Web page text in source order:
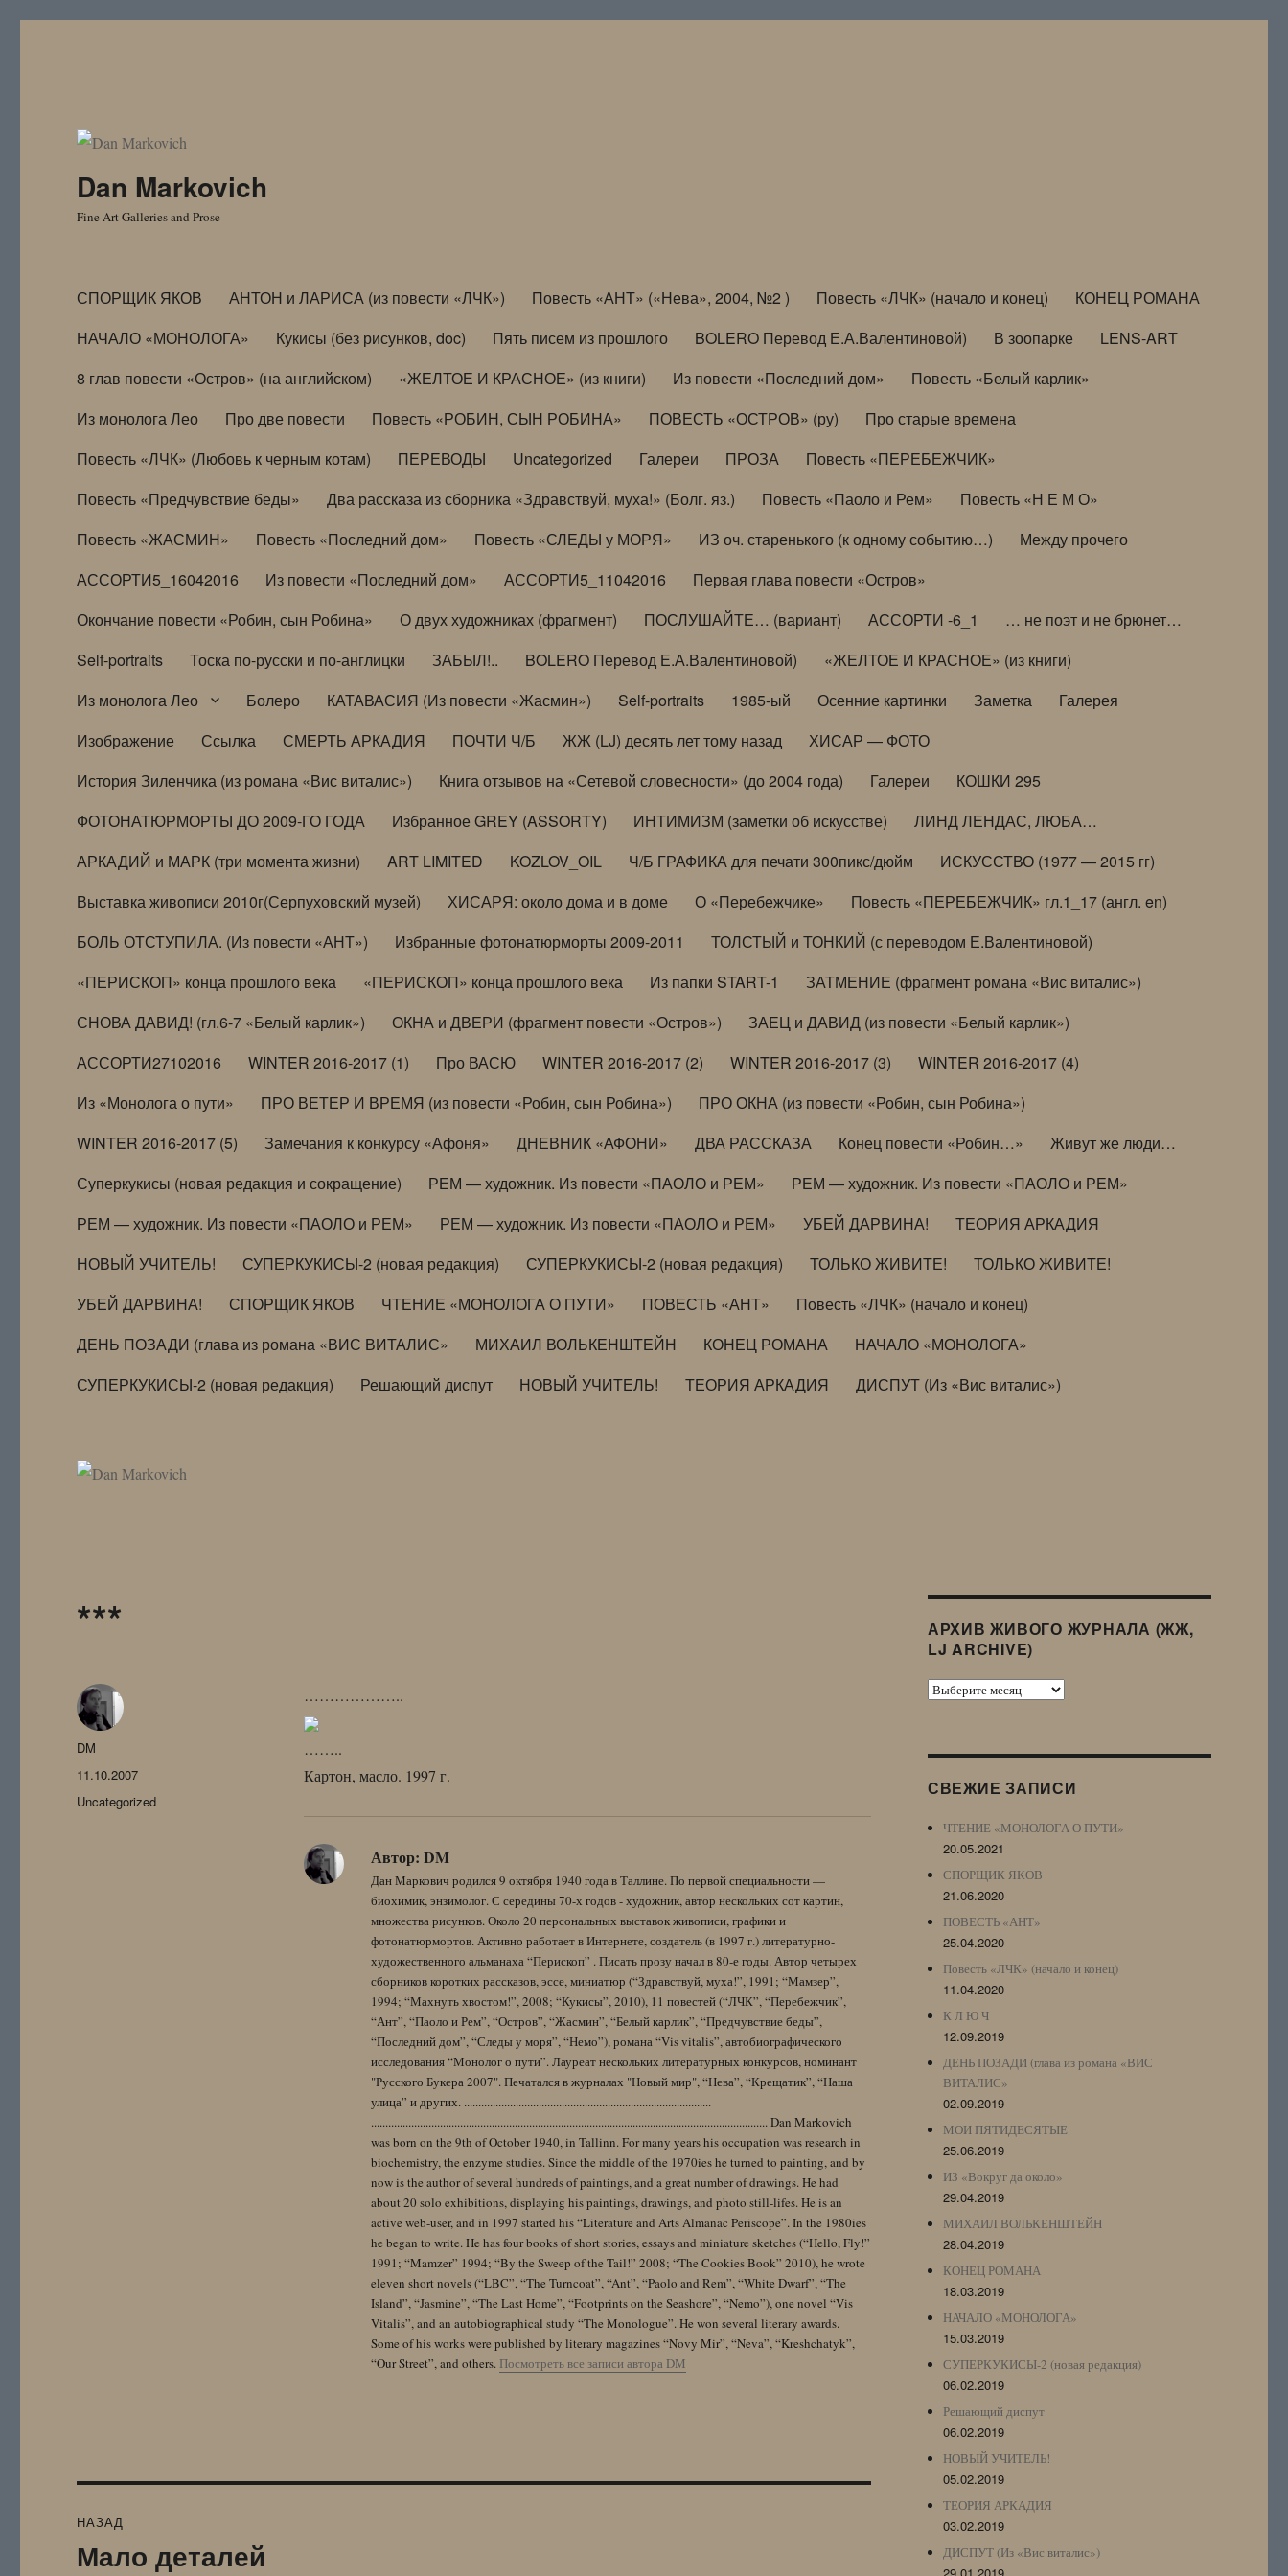
Dan Markovich
Fine Art Galleries and Prose
СПОРЩИК ЯКОВ АНТОН и ЛАРИСА (из повести «ЛЧК») Повесть «АНТ» («Нева», 2004, №2 ) Повесть «ЛЧК» (начало и конец)
КОНЕЦ РОМАНА
НАЧАЛО «МОНОЛОГА»
Кукисы (без рисунков, doc) Пять писем из прошлого BOLERO Перевод Е.А.Валентиновой) В зоопарке
LENS-ART
8 глав повести «Остров» (на английском)
«ЖЕЛТОЕ И КРАСНОЕ» (из книги) Из повести «Последний дом»
Повесть «Белый карлик»
Из монолога Лео
Про две повести Повесть «РОБИН, СЫН РОБИНА» ПОВЕСТЬ «ОСТРОВ» (ру)
Про старые времена
Повесть «ЛЧК» (Любовь к черным котам)
ПЕРЕВОДЫ Uncategorized Галереи ПРОЗА
Повесть «ПЕРЕБЕЖЧИК»
Повесть «Предчувствие беды»
Два рассказа из сборника «Здравствуй, муха!» (Болг. яз.) Повесть «Паоло и Рем»
Повесть «Н Е М О»
Повесть «ЖАСМИН»
Повесть «Последний дом» Повесть «СЛЕДЫ у МОРЯ» ИЗ оч. старенького (к одному событию…)
Между прочего
АССОРТИ5_16042016
Из повести «Последний дом» АССОРТИ5_11042016
Первая глава повести «Остров»
Окончание повести «Робин, сын Робина»
О двух художниках (фрагмент) ПОСЛУШАЙТЕ… (вариант) АССОРТИ -6_1
… не поэт и не брюнет…
Self-portraits
Тоска по-русски и по-англицки ЗАБЫЛ!.. BOLERO Перевод Е.А.Валентиновой)
«ЖЕЛТОЕ И КРАСНОЕ» (из книги)
Из монолога Лео
Болеро КАТАВАСИЯ (Из повести «Жасмин») Self-portraits 1985-ый Осенние картинки Заметка
Галерея
Изображение
Ссылка СМЕРТЬ АРКАДИЯ ПОЧТИ Ч/Б ЖЖ (LJ) десять лет тому назад
ХИСАР — ФОТО
История Зиленчика (из романа «Вис виталис»)
Книга отзывов на «Сетевой словесности» (до 2004 года) Галереи
КОШКИ 295
ФОТОНАТЮРМОРТЫ ДО 2009-ГО ГОДА
Избранное GREY (ASSORTY) ИНТИМИЗМ (заметки об искусстве)
ЛИНД ЛЕНДАС, ЛЮБА…
АРКАДИЙ и МАРК (три момента жизни)
ART LIMITED KOZLOV_OIL Ч/Б ГРАФИКА для печати 300пикс/дюйм
ИСКУССТВО (1977 — 2015 гг)
Выставка живописи 2010г(Серпуховский музей)
ХИСАРЯ: около дома и в доме О «Перебежчике»
Повесть «ПЕРЕБЕЖЧИК» гл.1_17 (англ. en)
БОЛЬ ОТСТУПИЛА. (Из повести «АНТ»)
Избранные фотонатюрморты 2009-2011
ТОЛСТЫЙ и ТОНКИЙ (с переводом Е.Валентиновой)
«ПЕРИСКОП» конца прошлого века
«ПЕРИСКОП» конца прошлого века Из папки START-1
ЗАТМЕНИЕ (фрагмент романа «Вис виталис»)
СНОВА ДАВИД! (гл.6-7 «Белый карлик»)
ОКНА и ДВЕРИ (фрагмент повести «Остров»)
ЗАЕЦ и ДАВИД (из повести «Белый карлик»)
АССОРТИ27102016
WINTER 2016-2017 (1) Про ВАСЮ WINTER 2016-2017 (2) WINTER 2016-2017 (3)
WINTER 2016-2017 (4)
Из «Монолога о пути»
ПРО ВЕТЕР И ВРЕМЯ (из повести «Робин, сын Робина»)
ПРО ОКНА (из повести «Робин, сын Робина»)
WINTER 2016-2017 (5)
Замечания к конкурсу «Афоня» ДНЕВНИК «АФОНИ» ДВА РАССКАЗА Конец повести «Робин…»
Живут же люди…
Суперкукисы (новая редакция и сокращение)
РЕМ — художник. Из повести «ПАОЛО и РЕМ»
РЕМ — художник. Из повести «ПАОЛО и РЕМ»
РЕМ — художник. Из повести «ПАОЛО и РЕМ»
РЕМ — художник. Из повести «ПАОЛО и РЕМ» УБЕЙ ДАРВИНА!
ТЕОРИЯ АРКАДИЯ
НОВЫЙ УЧИТЕЛЬ!
СУПЕРКУКИСЫ-2 (новая редакция) СУПЕРКУКИСЫ-2 (новая редакция) ТОЛЬКО ЖИВИТЕ!
ТОЛЬКО ЖИВИТЕ!
УБЕЙ ДАРВИНА!
СПОРЩИК ЯКОВ ЧТЕНИЕ «МОНОЛОГА О ПУТИ» ПОВЕСТЬ «АНТ»
Повесть «ЛЧК» (начало и конец)
ДЕНЬ ПОЗАДИ (глава из романа «ВИС ВИТАЛИС»
МИХАИЛ ВОЛЬКЕНШТЕЙН КОНЕЦ РОМАНА
НАЧАЛО «МОНОЛОГА»
СУПЕРКУКИСЫ-2 (новая редакция)
Решающий диспут НОВЫЙ УЧИТЕЛЬ! ТЕОРИЯ АРКАДИЯ ДИСПУТ (Из «Вис виталис»)
***
………………..
……..
Картон, масло. 1997 г.
Автор: DM
Дан Маркович родился 9 октября 1940 года в Таллине. По первой специальности —
биохимик, энзимолог. С середины 70-х годов - художник, автор нескольких сот картин,
множества рисунков. Около 20 персональных выставок живописи, графики и
фотонатюрмортов. Активно работает в Интернете, создатель (в 1997 г.) литературно-
художественного альманаха “Перископ” . Писать прозу начал в 80-е годы. Автор четырех
сборников коротких рассказов, эссе, миниатюр (“Здравствуй, муха!”, 1991; “Мамзер”,
1994; “Махнуть хвостом!”, 2008; “Кукисы”, 2010), 11 повестей (“ЛЧК”, “Перебежчик”,
“Ант”, “Паоло и Рем”, “Остров”, “Жасмин”, “Белый карлик”, “Предчувствие беды”,
“Последний дом”, “Следы у моря”, “Немо”), романа “Vis vitalis”, автобиографического
исследования “Монолог о пути”. Лауреат нескольких литературных конкурсов, номинант
"Русского Букера 2007". Печатался в журналах "Новый мир", “Нева”, “Крещатик”, “Наша
улица” и других. ......................................................................................
.......................................................................................................................................... Dan Markovich
was born on the 9th of October 1940, in Tallinn. For many years his occupation was research in
biochemistry, the enzyme studies. Since the middle of the 1970ies he turned to painting, and by
now is the author of several hundreds of paintings, and a great number of drawings. He had
about 20 solo exhibitions, displaying his paintings, drawings, and photo still-lifes. He is an
active web-user, and in 1997 started his “Literature and Arts Almanac Periscope”. In the 1980ies
he began to write. He has four books of short stories, essays and miniature sketches (“Hello, Fly!”
1991; “Mamzer” 1994; “By the Sweep of the Tail!” 2008; “The Cookies Book” 2010), he wrote
eleven short novels (“LBC”, “The Turncoat”, “Ant”, “Paolo and Rem”, “White Dwarf”, “The
Island”, “Jasmine”, “The Last Home”, “Footprints on the Seashore”, “Nemo”), one novel “Vis
Vitalis”, and an autobiographical study “The Monologue”. He won several literary awards.
Some of his works were published by literary magazines “Novy Mir”, “Neva”, “Kreshchatyk”,
“Our Street”, and others. Посмотреть все записи автора DM
Автор
DM
Опубликовано
11.10.2007
Рубрики
Uncategorized
по
НАЗАД
Предыдущая
Мало деталей
АРХИВ ЖИВОГО ЖУРНАЛА (ЖЖ,
LJ ARCHIVE)
Архив
Archive)
СВЕЖИЕ ЗАПИСИ
ЧТЕНИЕ «МОНОЛОГА О ПУТИ»
20.05.2021
СПОРЩИК ЯКОВ
21.06.2020
ПОВЕСТЬ «АНТ»
25.04.2020
Повесть «ЛЧК» (начало и конец)
11.04.2020
К Л Ю Ч
12.09.2019
ДЕНЬ ПОЗАДИ (глава из романа «ВИС
ВИТАЛИС»
02.09.2019
МОИ ПЯТИДЕСЯТЫЕ
25.06.2019
ИЗ «Вокруг да около»
29.04.2019
МИХАИЛ ВОЛЬКЕНШТЕЙН
28.04.2019
КОНЕЦ РОМАНА
18.03.2019
НАЧАЛО «МОНОЛОГА»
15.03.2019
СУПЕРКУКИСЫ-2 (новая редакция)
06.02.2019
Решающий диспут
06.02.2019
НОВЫЙ УЧИТЕЛЬ!
05.02.2019
ТЕОРИЯ АРКАДИЯ
03.02.2019
ДИСПУТ (Из «Вис виталис»)